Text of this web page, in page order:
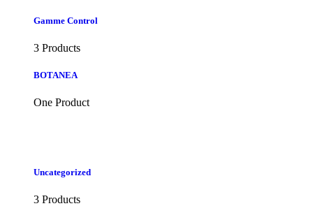
Gamme Control
3 Products
BOTANEA
One Product
Uncategorized
3 Products